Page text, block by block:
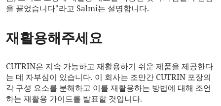
을 끌었습니다"라고 Salmi는 설명합니다.
재활용해주세요
CUTRIN은 지속 가능하고 재활용하기 쉬운 제품을 제공한다
는 데 자부심이 있습니다. 이 회사는 조만간 CUTRIN 포장의
각 구성 요소를 분해하고 이를 재활용하는 방법에 대해 조언
하는 재활용 가이드를 발표할 것입니다.